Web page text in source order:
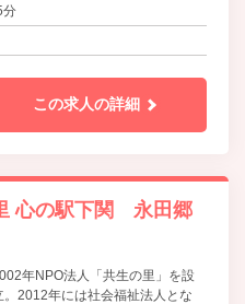
分
この求人の詳細
心の駅下関 永田郷
年NPO法人「共生の里」を設
。2012年には社会福祉法人とな